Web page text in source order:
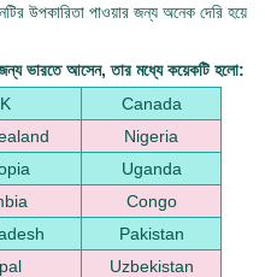
উপকারিতা পাওয়ার জন্য অনেক দেরি হয়ে
জন্য ভারতে আসেন, তার মধ্যে কয়েকটি হলো:
Canada
Nigeria
Uganda
Congo
Pakistan
Uzbekistan